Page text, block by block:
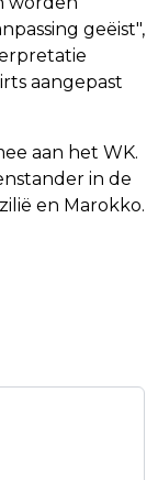
geëist",
aangepast
aan het WK.
in de
en Marokko.